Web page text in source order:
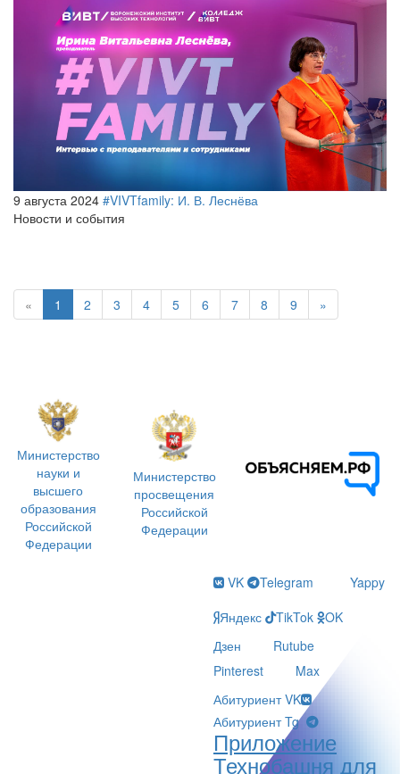
9 августа 2024 #VIVTfamily: И. В. Леснёва
Новости и события
« 1 2 3 4 5 6 7 8 9 »
Министерство
науки и
высшего
образования
Российской
Федерации
Министерство
просвещения
Российской
Федерации
VK Telegram
Yappy
Яндекс
TikTok
OK
Дзен
Rutube
Pinterest
Max
Абитуриент VK
Абитуриент Tg
Приложение
Технобашня для